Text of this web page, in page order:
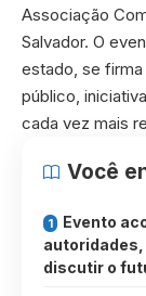
Associação
Salvador. O
estado, se
público,
cada vez mais
Você
Evento
discutir o